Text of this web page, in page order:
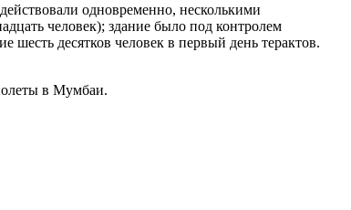
одновременно, несколькими
человек); здание было под контролем
десятков человек в первый день терактов.
в Мумбаи.